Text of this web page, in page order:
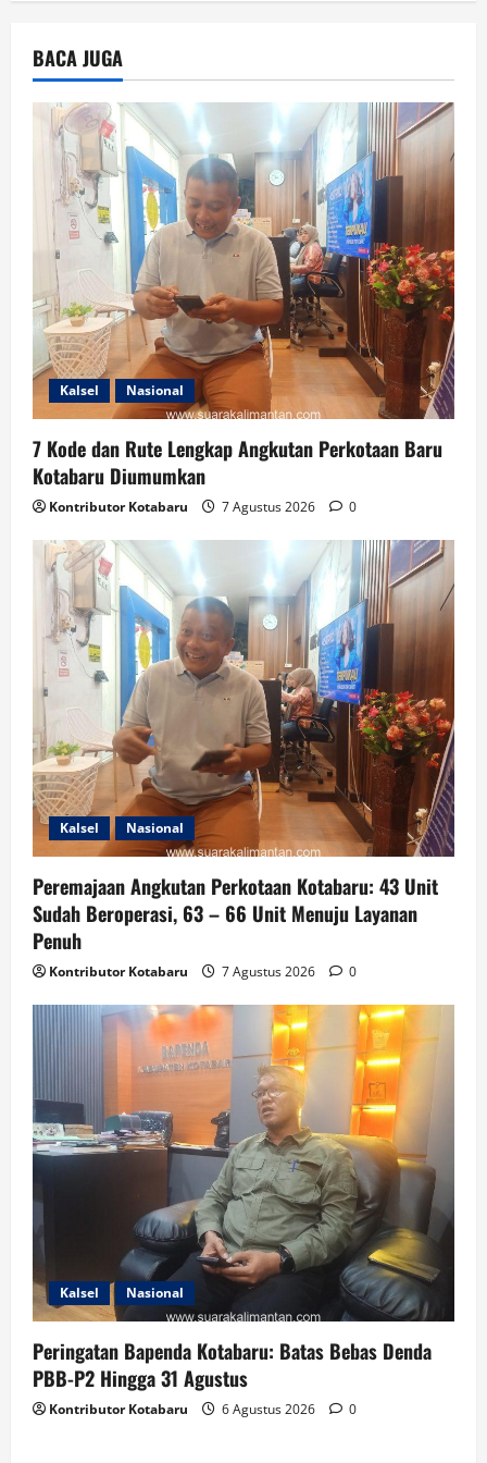
BACA JUGA
Kalsel Nasional
7 Kode dan Rute Lengkap Angkutan Perkotaan Baru
Kotabaru Diumumkan
Kontributor Kotabaru 7 Agustus 2026 0
Kalsel Nasional
Peremajaan Angkutan Perkotaan Kotabaru: 43 Unit
Sudah Beroperasi, 63 – 66 Unit Menuju Layanan
Penuh
Kontributor Kotabaru 7 Agustus 2026 0
Kalsel Nasional
Peringatan Bapenda Kotabaru: Batas Bebas Denda
PBB-P2 Hingga 31 Agustus
Kontributor Kotabaru 6 Agustus 2026 0